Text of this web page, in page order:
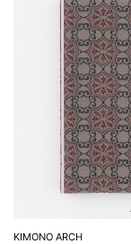
KIMONO ARCH